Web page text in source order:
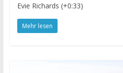
Evie Richards (+0:33)
Mehr lesen